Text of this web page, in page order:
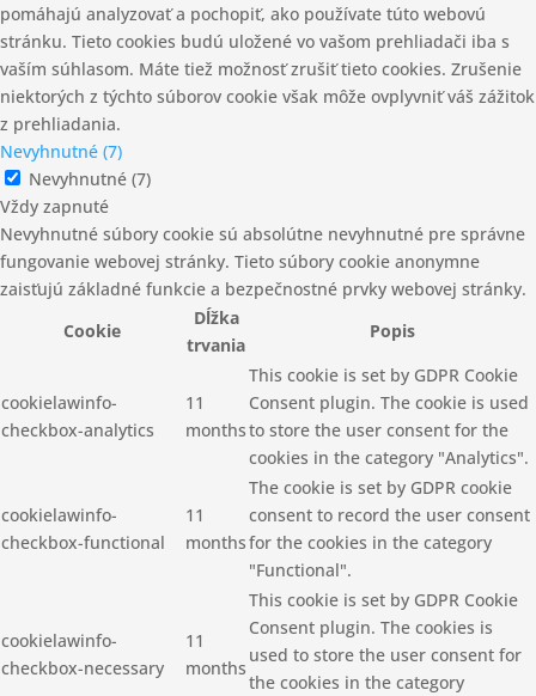
pomáhajú analyzovať a pochopiť, ako používate túto webovú
stránku. Tieto cookies budú uložené vo vašom prehliadači iba s
vaším súhlasom. Máte tiež možnosť zrušiť tieto cookies. Zrušenie
niektorých z týchto súborov cookie však môže ovplyvniť váš zážitok
z prehliadania.
Nevyhnutné (7)
Nevyhnutné (7)
Vždy zapnuté
Nevyhnutné súbory cookie sú absolútne nevyhnutné pre správne
fungovanie webovej stránky. Tieto súbory cookie anonymne
zaisťujú základné funkcie a bezpečnostné prvky webovej stránky.
Cookie
Dĺžka
trvania
Popis
cookielawinfo-
checkbox-analytics
11
months
This cookie is set by GDPR Cookie
Consent plugin. The cookie is used
to store the user consent for the
cookies in the category "Analytics".
cookielawinfo-
checkbox-functional
11
months
The cookie is set by GDPR cookie
consent to record the user consent
for the cookies in the category
"Functional".
cookielawinfo-
checkbox-necessary
11
months
This cookie is set by GDPR Cookie
Consent plugin. The cookies is
used to store the user consent for
the cookies in the category